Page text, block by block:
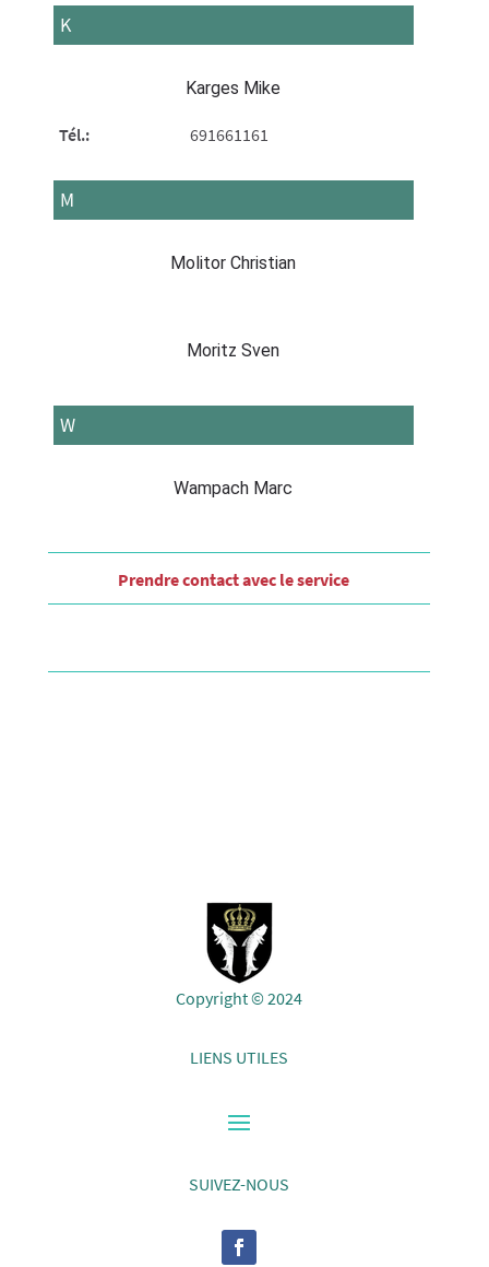
K
Karges Mike
Tél.: 691661161
M
Molitor Christian
Moritz Sven
W
Wampach Marc
Prendre contact​ avec le service
Copyright © 2024
LIENS UTILES
SUIVEZ-NOUS